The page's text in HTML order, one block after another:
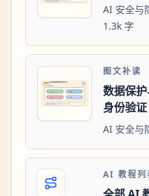
AI 安全与
1.3k 字
图文补读
数据保
身份验证
AI 安全与
AI 教程列